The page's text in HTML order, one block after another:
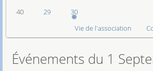
40
29
30
Vie de l'association
Événements du 1